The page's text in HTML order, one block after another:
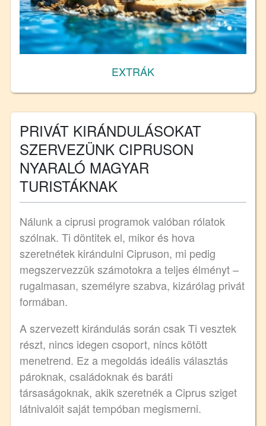
EXTRÁK
PRIVÁT KIRÁNDULÁSOKAT
SZERVEZÜNK CIPRUSON
NYARALÓ MAGYAR
TURISTÁKNAK
Nálunk a ciprusi programok valóban rólatok
szólnak. Ti döntitek el, mikor és hova
szeretnétek kirándulni Cipruson, mi pedig
megszervezzük számotokra a teljes élményt –
rugalmasan, személyre szabva, kizárólag privát
formában.
A szervezett kirándulás során csak Ti vesztek
részt, nincs idegen csoport, nincs kötött
menetrend. Ez a megoldás ideális választás
pároknak, családoknak és baráti
társaságoknak, akik szeretnék a Ciprus sziget
látnivalóit saját tempóban megismerni.